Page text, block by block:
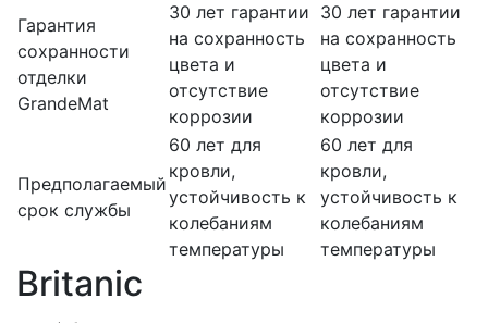
Гарантия
сохранности
отделки
GrandeMat
30 лет гарантии
на сохранность
цвета и
отсутствие
коррозии
30 лет гарантии
на сохранность
цвета и
отсутствие
коррозии
Предполагаемый
срок службы
60 лет для
кровли,
устойчивость к
колебаниям
температуры
60 лет для
кровли,
устойчивость к
колебаниям
температуры
Britanic